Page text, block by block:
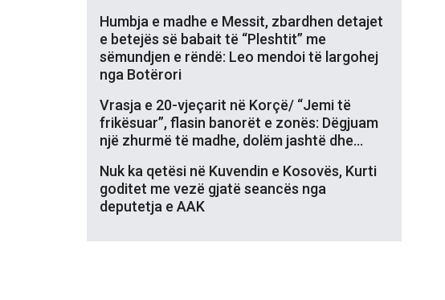
Humbja e madhe e Messit, zbardhen detajet
e betejës së babait të “Pleshtit” me
sëmundjen e rëndë: Leo mendoi të largohej
nga Botërori
Vrasja e 20-vjeçarit në Korçë/ “Jemi të
frikësuar”, flasin banorët e zonës: Dëgjuam
një zhurmë të madhe, dolëm jashtë dhe…
Nuk ka qetësi në Kuvendin e Kosovës, Kurti
goditet me vezë gjatë seancës nga
deputetja e AAK